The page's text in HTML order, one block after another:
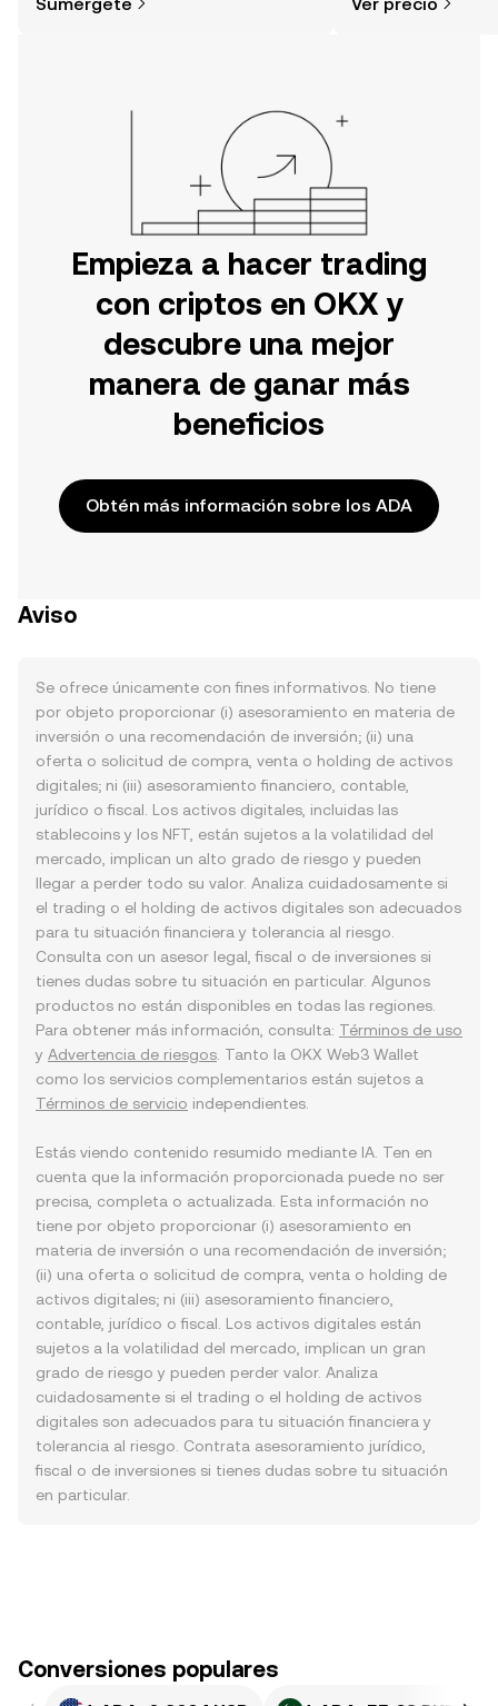
tu aventura en la aplicación móvil de
Empieza a hacer trading
con criptos en OKX y
descubre una mejor
manera de ganar más
beneficios
Obtén más información sobre los ADA
Aviso
Se ofrece únicamente con fines informativos. No tiene
por objeto proporcionar (i) asesoramiento en materia de
inversión o una recomendación de inversión; (ii) una
oferta o solicitud de compra, venta o holding de activos
digitales; ni (iii) asesoramiento financiero, contable,
jurídico o fiscal. Los activos digitales, incluidas las
stablecoins y los NFT, están sujetos a la volatilidad del
mercado, implican un alto grado de riesgo y pueden
llegar a perder todo su valor. Analiza cuidadosamente si
el trading o el holding de activos digitales son adecuados
para tu situación financiera y tolerancia al riesgo.
Consulta con un asesor legal, fiscal o de inversiones si
tienes dudas sobre tu situación en particular. Algunos
productos no están disponibles en todas las regiones.
Para obtener más información, consulta: Términos de uso
y Advertencia de riesgos . Tanto la OKX Web3 Wallet
como los servicios complementarios están sujetos a
Términos de servicio independientes.
Estás viendo contenido resumido mediante IA. Ten en
cuenta que la información proporcionada puede no ser
precisa, completa o actualizada. Esta información no
tiene por objeto proporcionar (i) asesoramiento en
materia de inversión o una recomendación de inversión;
(ii) una oferta o solicitud de compra, venta o holding de
activos digitales; ni (iii) asesoramiento financiero,
contable, jurídico o fiscal. Los activos digitales están
sujetos a la volatilidad del mercado, implican un gran
grado de riesgo y pueden perder valor. Analiza
cuidadosamente si el trading o el holding de activos
digitales son adecuados para tu situación financiera y
tolerancia al riesgo. Contrata asesoramiento jurídico,
fiscal o de inversiones si tienes dudas sobre tu situación
en particular.
Conversiones populares